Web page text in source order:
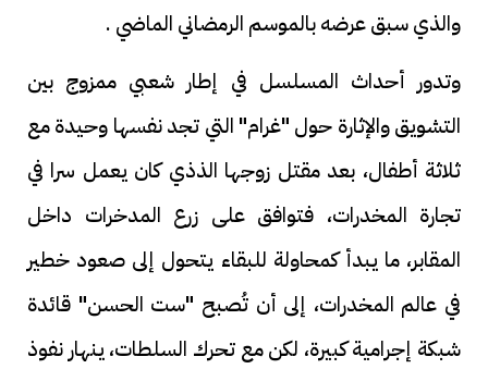
والذي سبق عرضه بالموسم الرمضاني الماضي .
وتدور أحداث المسلسل في إطار شعبي ممزوج بين
التشويق والإثارة حول "غرام" التي تجد نفسها وحيدة مع
ثلاثة أطفال، بعد مقتل زوجها الذذي كان يعمل سرا في
تجارة المخدرات، فتوافق على زرع المدخرات داخل
المقابر، ما يبدأ كمحاولة للبقاء يتحول إلى صعود خطير
في عالم المخدرات، إلى أن تُصبح "ست الحسن" قائدة
شبكة إجرامية كبيرة، لكن مع تحرك السلطات، ينهار نفوذ